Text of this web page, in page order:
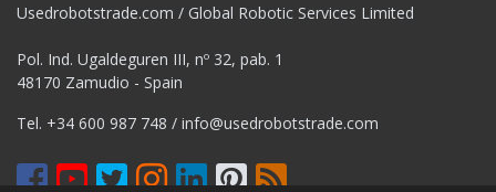
Usedrobotstrade.com / Global Robotic Services Limited
Pol. Ind. Ugaldeguren III, nº 32, pab. 1
48170 Zamudio - Spain
Tel. +34 600 987 748 / info@usedrobotstrade.com